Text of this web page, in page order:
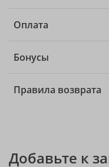
Оплата
Бонусы
Правила возврата
Добавьте к